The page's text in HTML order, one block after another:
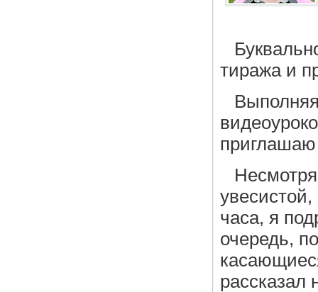
тиража и
часа, я
очередь,
рассказал